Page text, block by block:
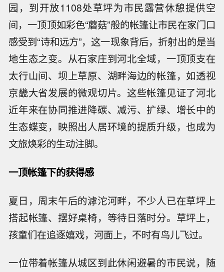
园，到开放1108处草坪为市民露营休憩提供空
间，一顶顶如彩色“蘑菇”般的帐篷让市民在家门口
感受到“诗和远方”，这一现象背后，折射出的是当
地生态之变。从石家庄到河北全域，一顶顶支在
太行山间、坝上草原、湖畔海边的帐篷，如透视
京畿大省发展的微观切片。这些帐篷见证了河北
近年来在协同推进降碳、减污、扩绿、增长中的
生态蝶变，映照出人居环境的提质升级，也成为
文旅焕彩的生动注脚。
一顶帐篷下的获得感
夏日，周末午后的滹沱河畔，不少人已在草坪上
搭起帐篷、摆好桌椅，等待日落时分。草坪上，
孩童们在追逐嬉戏，河面上，不时有鸟儿飞过。
一位带着帐篷从城区到此休闲避暑的市民说，随